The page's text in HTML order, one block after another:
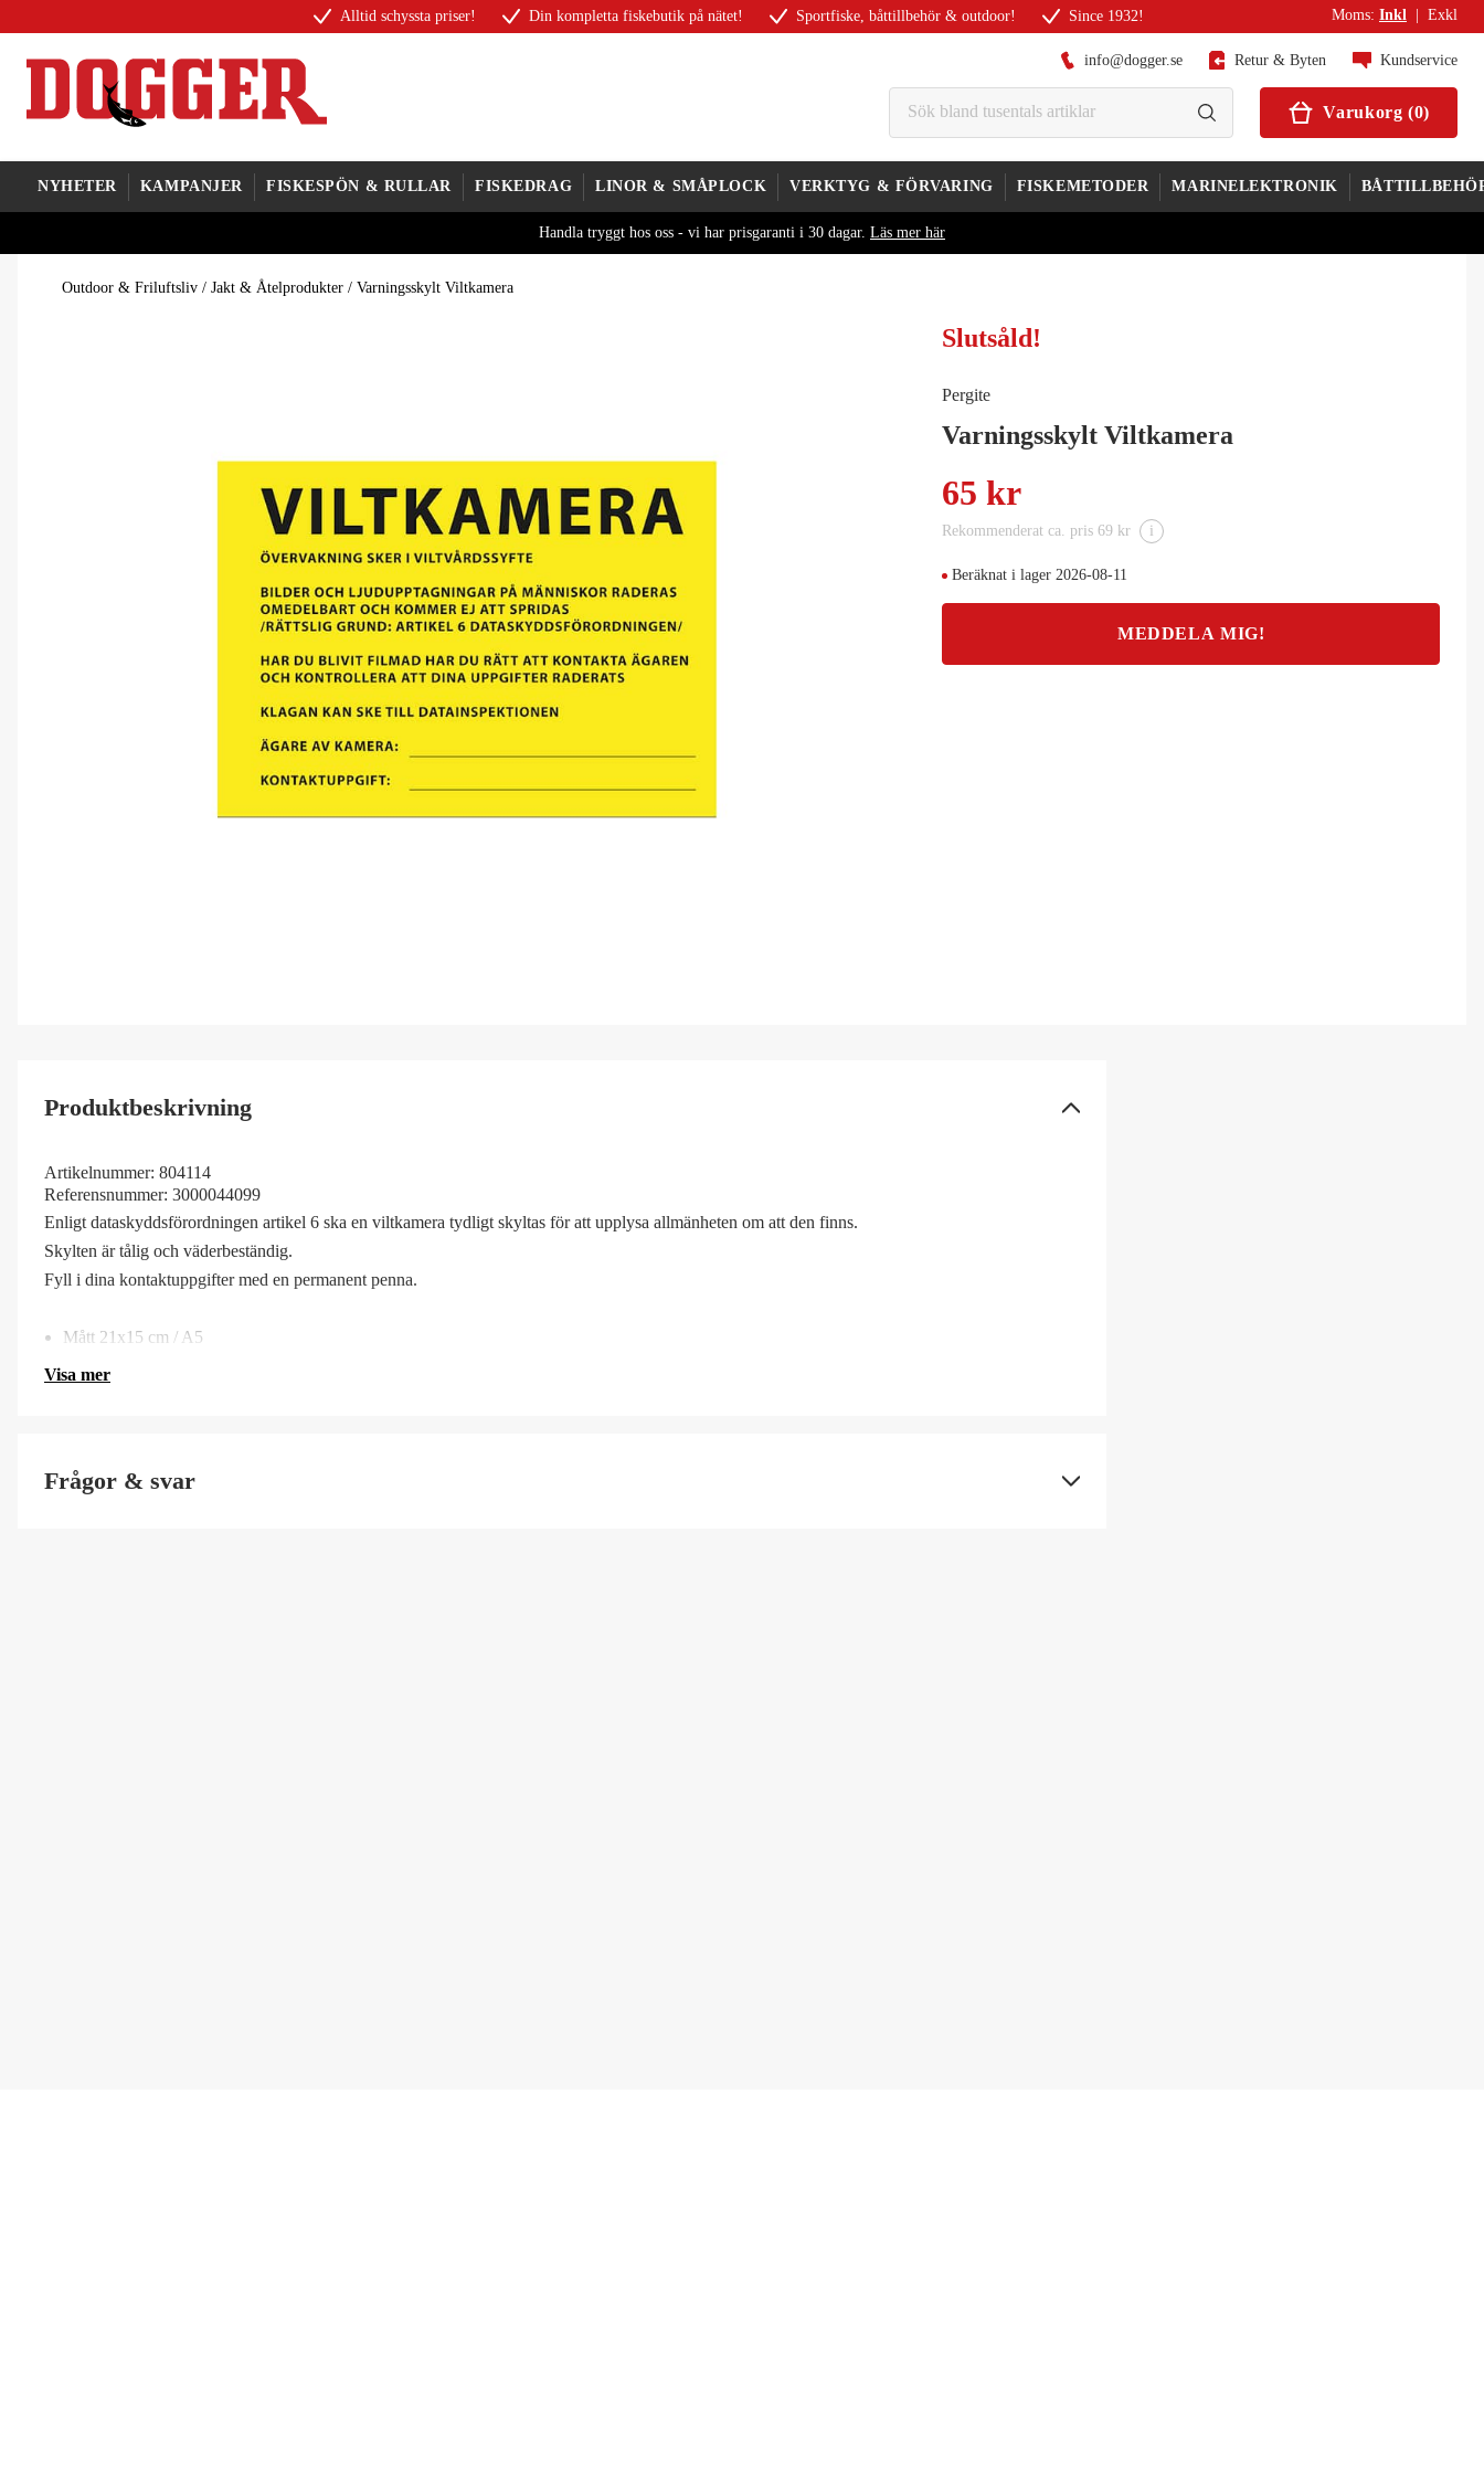
Alltid schyssta priser! Din kompletta fiskebutik på nätet! Sportfiske, båttillbehör & outdoor! Since 1932! Moms: Inkl Exkl
info@dogger.se Retur & Byten Kundservice
Varukorg (0)
NYHETER KAMPANJER FISKESPÖN & RULLAR FISKEDRAG LINOR & SMÅPLOCK VERKTYG & FÖRVARING FISKEMETODER MARINELEKTRONIK
Handla tryggt hos oss - vi har prisgaranti i 30 dagar. Läs mer här
Outdoor & Friluftsliv / Jakt & Åtelprodukter / Varningsskylt Viltkamera
Slutsåld!
Pergite
Varningsskylt Viltkamera
65 kr
Rekommenderat ca. pris 69 kr i
Beräknat i lager 2026-08-11
MEDDELA MIG!
Produktbeskrivning
Artikelnummer: 804114
Referensnummer: 3000044099
Enligt dataskyddsförordningen artikel 6 ska en viltkamera tydligt skyltas för att upplysa allmänheten om att den finns.
Skylten är tålig och väderbeständig.
Fyll i dina kontaktuppgifter med en permanent penna.
Mått 21x15 cm / A5
Visa mer
Frågor & svar